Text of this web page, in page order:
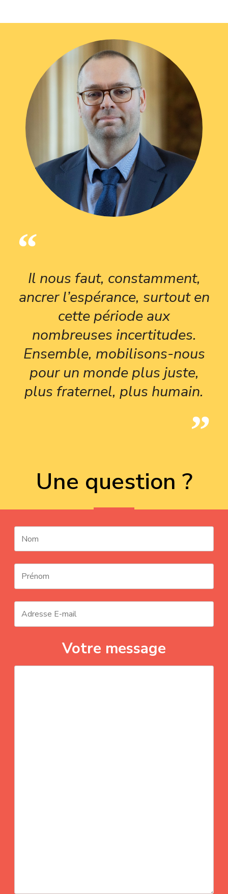
Il nous faut, constamment,
ancrer l’espérance, surtout en
cette période aux
nombreuses incertitudes.
Ensemble, mobilisons-nous
pour un monde plus juste,
plus fraternel, plus humain.
Une question ?
Votre message